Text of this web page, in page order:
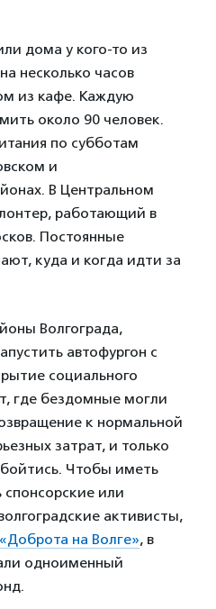
дома у кого-то из
несколько часов
из кафе. Каждую
около 90 человек.
по субботам
и
В Центральном
работающий в
Постоянные
куда и когда идти за
Волгограда,
автофургон с
социального
где бездомные могли
к нормальной
затрат, и только
Чтобы иметь
или
активисты,
«Доброта на Волге», в
одноименный